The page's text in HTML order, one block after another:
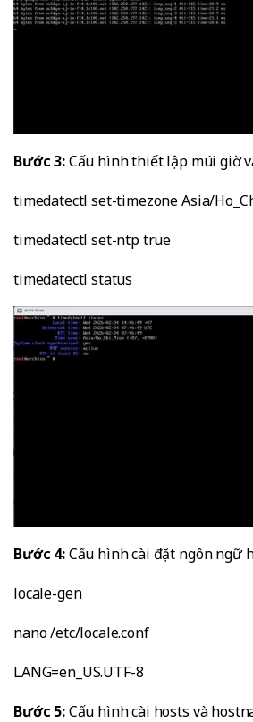
Bước 3:Cấu hình thiết lập múi giờ
timedatectl set-timezone Asia/
timedatectl set-ntp true
timedatectl status
Bước 4:Cấu hình cài đặt ngôn ngữ
locale-gen
nano /etc/locale.conf
LANG=en_US.UTF-8
Bước 5:Cấu hình cài hosts và